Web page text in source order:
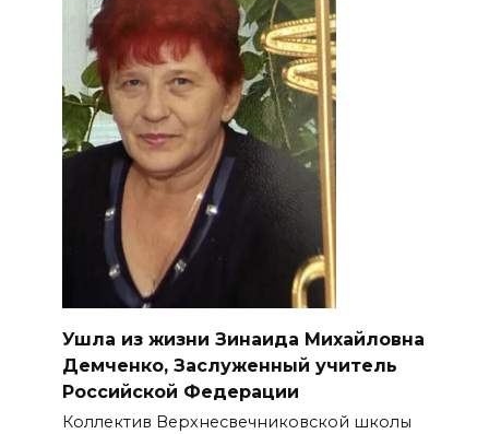
Ушла из жизни Зинаида Михайловна
Демченко, Заслуженный учитель
Российской Федерации
Коллектив Верхнесвечниковской школы